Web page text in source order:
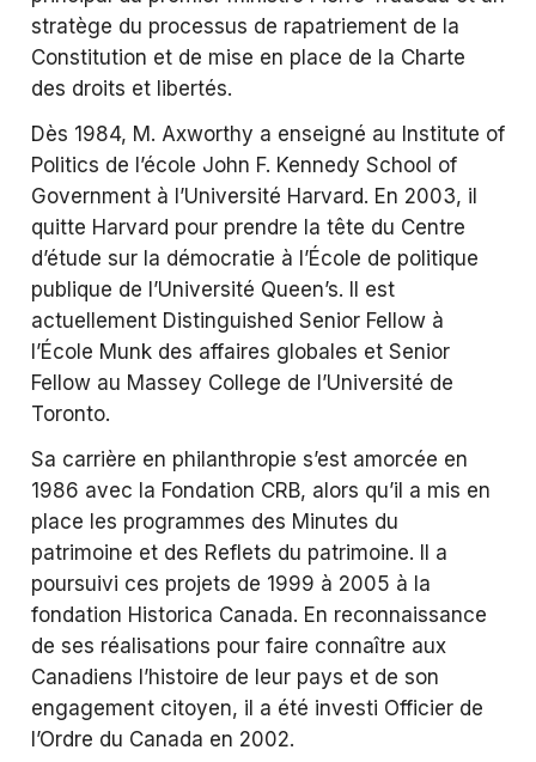
stratège du processus de rapatriement de la
Constitution et de mise en place de la Charte
des droits et libertés.
Dès 1984, M. Axworthy a enseigné au Institute of
Politics de l’école John F. Kennedy School of
Government à l’Université Harvard. En 2003, il
quitte Harvard pour prendre la tête du Centre
d’étude sur la démocratie à l’École de politique
publique de l’Université Queen’s. Il est
actuellement Distinguished Senior Fellow à
l’École Munk des affaires globales et Senior
Fellow au Massey College de l’Université de
Toronto.
Sa carrière en philanthropie s’est amorcée en
1986 avec la Fondation CRB, alors qu’il a mis en
place les programmes des Minutes du
patrimoine et des Reflets du patrimoine. Il a
poursuivi ces projets de 1999 à 2005 à la
fondation Historica Canada. En reconnaissance
de ses réalisations pour faire connaître aux
Canadiens l’histoire de leur pays et de son
engagement citoyen, il a été investi Officier de
l’Ordre du Canada en 2002.